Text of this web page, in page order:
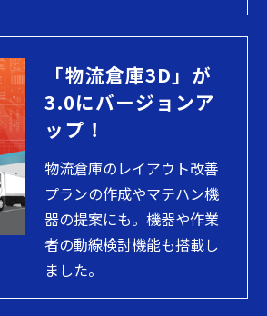
「物流倉庫3D」が
3.0にバージョンア
ップ！
物流倉庫のレイアウト改善
プランの作成やマテハン機
器の提案にも。機器や作業
者の動線検討機能も搭載し
ました。